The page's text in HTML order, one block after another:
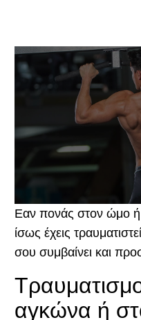
Εαν πονάς στον ώμο
ίσως έχεις
σου συμβαίνει και
αγκώνα ή